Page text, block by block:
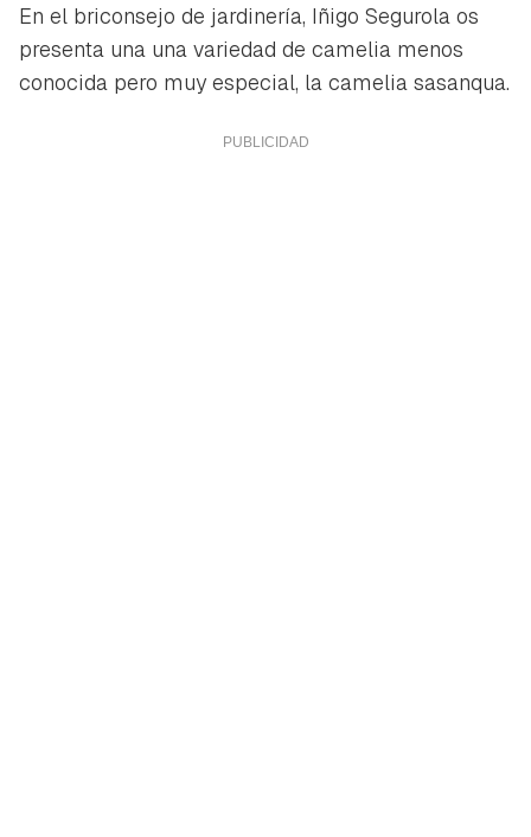
En el briconsejo de jardinería, Iñigo Segurola os
presenta una una variedad de camelia menos
conocida pero muy especial, la camelia sasanqua.